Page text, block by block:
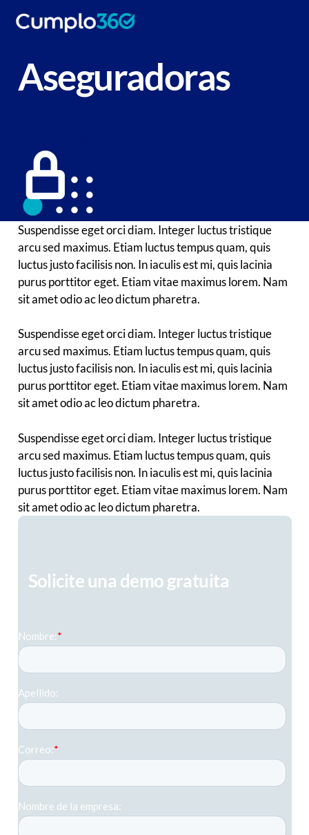
Aseguradoras
Suspendisse eget orci diam. Integer luctus tristique
arcu sed maximus. Etiam luctus tempus quam, quis
luctus justo facilisis non. In iaculis est mi, quis lacinia
purus porttitor eget. Etiam vitae maximus lorem. Nam
sit amet odio ac leo dictum pharetra.
Suspendisse eget orci diam. Integer luctus tristique
arcu sed maximus. Etiam luctus tempus quam, quis
luctus justo facilisis non. In iaculis est mi, quis lacinia
purus porttitor eget. Etiam vitae maximus lorem. Nam
sit amet odio ac leo dictum pharetra.
Suspendisse eget orci diam. Integer luctus tristique
arcu sed maximus. Etiam luctus tempus quam, quis
luctus justo facilisis non. In iaculis est mi, quis lacinia
purus porttitor eget. Etiam vitae maximus lorem. Nam
sit amet odio ac leo dictum pharetra.
Solicite una demo gratuita